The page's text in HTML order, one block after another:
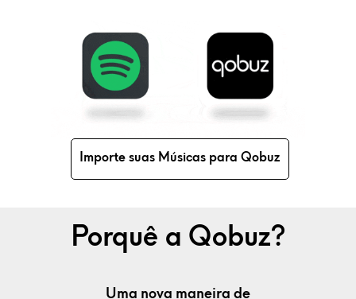
A mais rica seleção de
Suas músicas favoritas,
Uma nova maneira de
curadas pelos
Porquê a Qobuz?
Importe suas Músicas para Qobuz